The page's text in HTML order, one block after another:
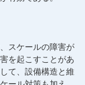
スケールの障害が
を起こすことがあ
て、設備構造と維